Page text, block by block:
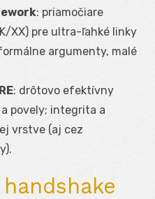
: priamočiare
XX) pre ultra-ľahké linky
argumenty, malé
: drôtovo efektívny
povely; integrita a
vrstve (aj cez